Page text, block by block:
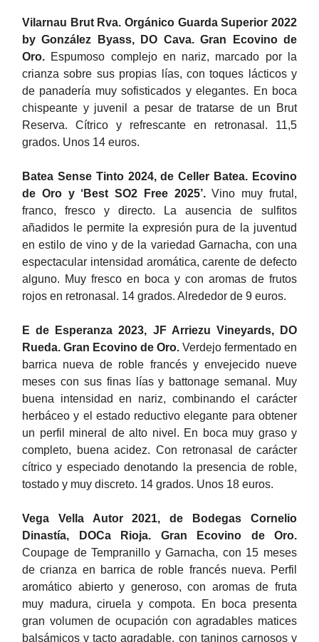
Vilarnau Brut Rva. Orgánico Guarda Superior 2022
by González Byass, DO Cava. Gran Ecovino de
Oro. Espumoso complejo en nariz, marcado por la
crianza sobre sus propias lías, con toques lácticos y
de panadería muy sofisticados y elegantes. En boca
chispeante y juvenil a pesar de tratarse de un Brut
Reserva. Cítrico y refrescante en retronasal. 11,5
grados. Unos 14 euros.
Batea Sense Tinto 2024, de Celler Batea. Ecovino
de Oro y ‘Best SO2 Free 2025’.Vino muy frutal,
franco, fresco y directo. La ausencia de sulfitos
añadidos le permite la expresión pura de la juventud
en estilo de vino y de la variedad Garnacha, con una
espectacular intensidad aromática, carente de defecto
alguno. Muy fresco en boca y con aromas de frutos
rojos en retronasal. 14 grados. Alrededor de 9 euros.
E de Esperanza 2023, JF Arriezu Vineyards, DO
Rueda. Gran Ecovino de Oro. Verdejo fermentado en
barrica nueva de roble francés y envejecido nueve
meses con sus finas lías y battonage semanal. Muy
buena intensidad en nariz, combinando el carácter
herbáceo y el estado reductivo elegante para obtener
un perfil mineral de alto nivel. En boca muy graso y
completo, buena acidez. Con retronasal de carácter
cítrico y especiado denotando la presencia de roble,
tostado y muy discreto. 14 grados. Unos 18 euros.
Vega Vella Autor 2021, de Bodegas Cornelio
Dinastía, DOCa Rioja. Gran Ecovino de Oro.
Coupage de Tempranillo y Garnacha, con 15 meses
de crianza en barrica de roble francés nueva. Perfil
aromático abierto y generoso, con aromas de fruta
muy madura, ciruela y compota. En boca presenta
gran volumen de ocupación con agradables matices
balsámicos y tacto agradable, con taninos carnosos y